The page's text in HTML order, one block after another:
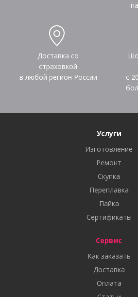
Доставка со
страховкой
в любой регион России
с
Услуги
Изготовление
Ремонт
Скупка
Переплавка
Пайка
Сертификаты
Сервис
Как заказать
Доставка
Оплата